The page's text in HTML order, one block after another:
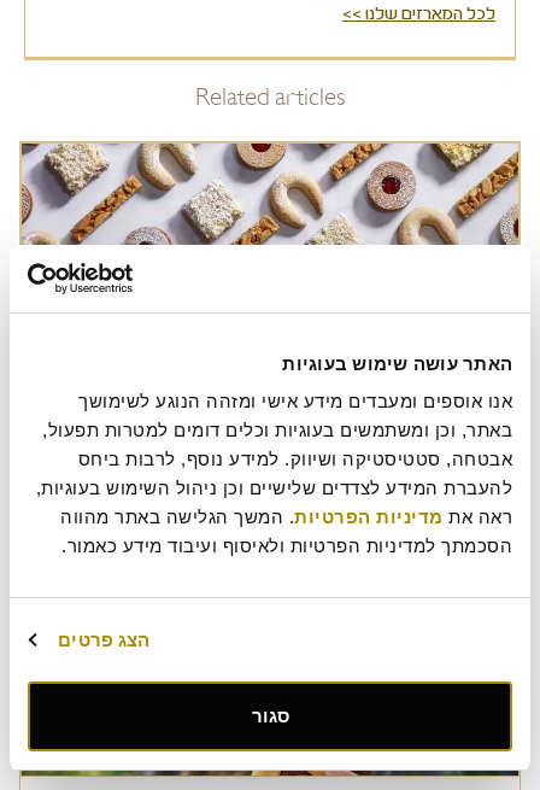
האתר עושה שימוש בעוגיות
ראה את מדיניות הפרטיות
הסכמתך למדיניות הפרטיות ולאיסוף ועיבוד מידע כאמור.
הצג פרטים
סגור
לכל המארזים שלנו >>
Related articles
5 רעיונות ל"בית מארח"
אתם מסתכלים על היומן. וכן, זה שם – כחול על גבי גוגל קלנדר. עוד שבוע תורכם
להיות "בית מארח" (דמיינו מוזיקה דרמטית במיוחד עכשיו). למי שעוד לא זכה להכיר
את האירוע, מדובר בפעילות גיבוש לילדי הגן או בית הספר היסודי. הילדים מחולקים
לקבוצות אקראיות על פי כמות הילדים בכיתה (בדרך כלל 5-8 ילדים בקבוצה). בכל …
להמשיך לקרוא מארזי מתנה מתוקים – טרנד על זמני
בית מארח, חגיגה, יום הולדת, ילדים,קרואסון,רעיונות לפעילות